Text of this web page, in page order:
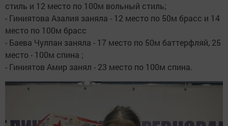
стиль и 12 место по 100м вольный стиль;
- Гиниятова Азалия заняла - 12 место по 50м брасс и 14
место по 100м брасс
- Баева Чулпан заняла - 17 место по 50м баттерфляй, 25
место - 100м спина ;
- Гиниятов Амир занял - 23 место по 100м спина.